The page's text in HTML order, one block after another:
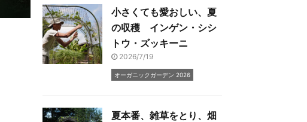
小さくても愛おしい、夏
の収穫 インゲン・シシ
トウ・ズッキーニ
2026/7/19
オーガニックガーデン 2026
夏本番、雑草をとり、畑